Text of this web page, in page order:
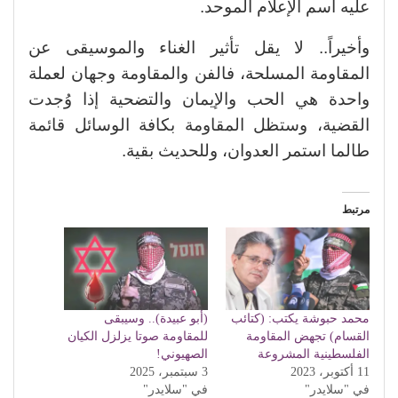
عليه اسم الإعلام الموحد.
وأخيراً.. لا يقل تأثير الغناء والموسيقى عن
المقاومة المسلحة، فالفن والمقاومة وجهان لعملة
واحدة هي الحب والإيمان والتضحية إذا وُجدت
القضية، وستظل المقاومة بكافة الوسائل قائمة
طالما استمر العدوان، وللحديث بقية.
مرتبط
محمد حبوشة يكتب: (كتائب
القسام) تجهض المقاومة
الفلسطينية المشروعة
11 أكتوبر، 2023
في "سلايدر"
(أبو عبيدة).. وسيبقى
للمقاومة صوتا يزلزل الكيان
الصهيوني!
3 سبتمبر، 2025
في "سلايدر"